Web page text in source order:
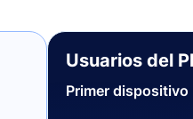
Usuarios del
Primer dispositivo